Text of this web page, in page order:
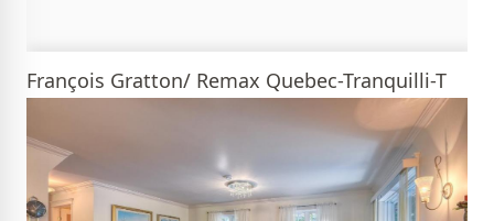
François Gratton/ Remax Quebec-Tranquilli-T